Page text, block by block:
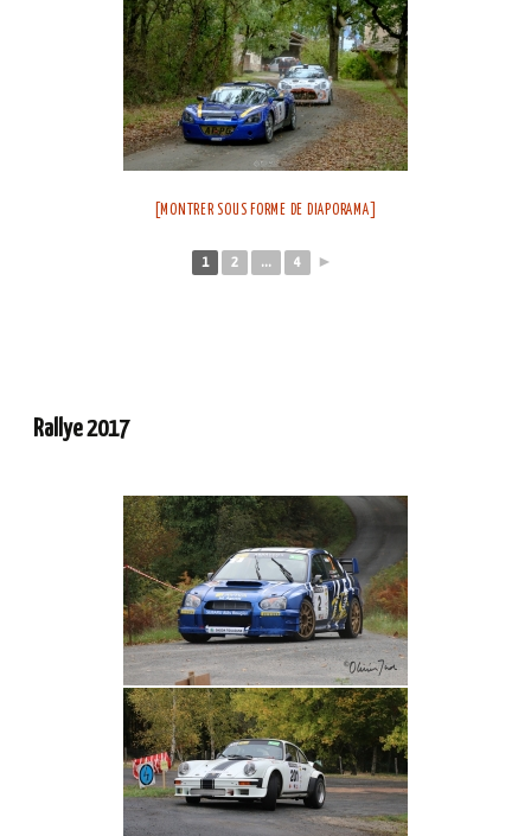
[MONTRER SOUS FORME DE DIAPORAMA]
1 2 ... 4 ►
Rallye 2017